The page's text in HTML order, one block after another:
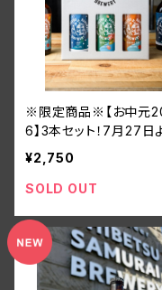
※限定商品※【お中元
6】3本セット！7月27日
発送開始
¥2,750
SOLD OUT